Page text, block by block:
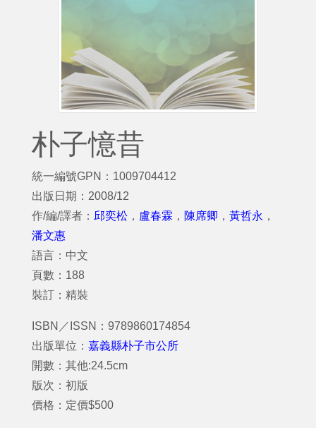
朴子憶昔
統一編號GPN：1009704412
出版日期：2008/12
作/編/譯者： 邱奕松 ， 盧春霖 ， 陳席卿 ， 黃哲永 ，
潘文惠
語言：中文
頁數：188
裝訂：精裝
ISBN／ISSN：9789860174854
出版單位： 嘉義縣朴子市公所
開數：其他:24.5cm
版次：初版
價格：定價$500